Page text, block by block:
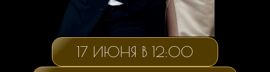
17 ИЮНЯ В 12:00